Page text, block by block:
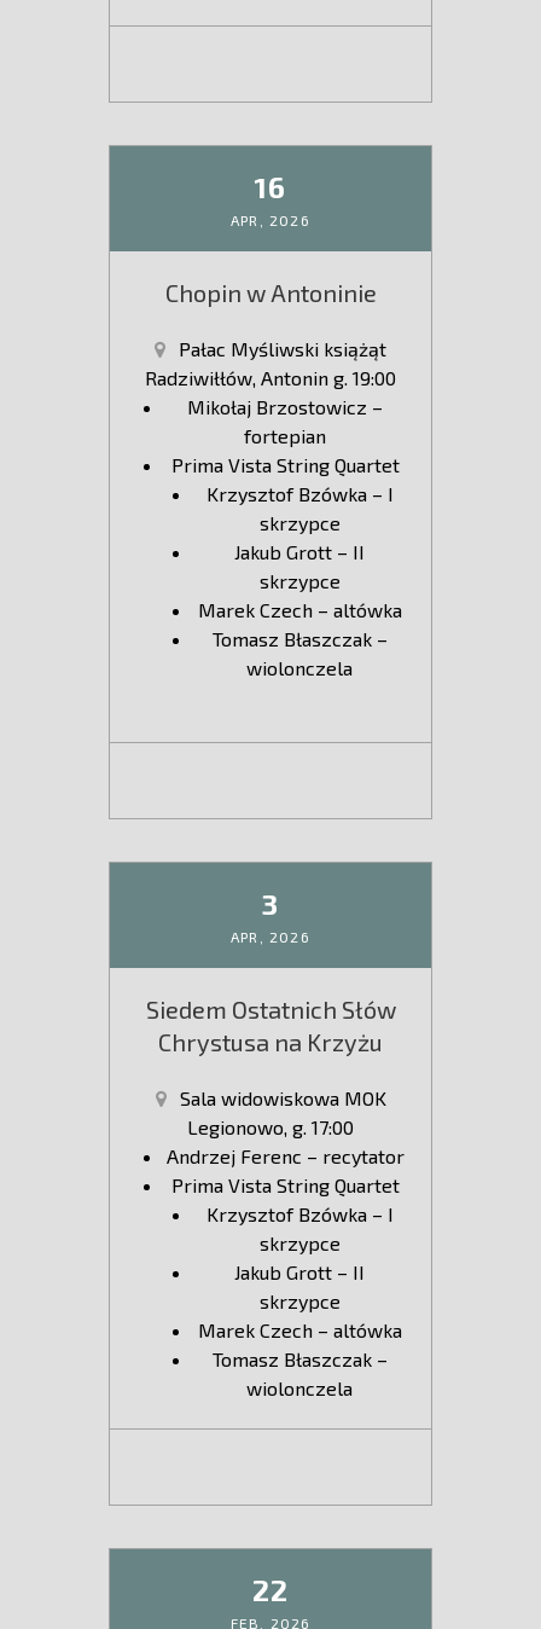
16
APR, 2026
Chopin w Antoninie
Pałac Myśliwski książąt
Radziwiłłów, Antonin g. 19:00
Mikołaj Brzostowicz –
fortepian
Prima Vista String Quartet
Krzysztof Bzówka – I
skrzypce
Jakub Grott – II
skrzypce
Marek Czech – altówka
Tomasz Błaszczak –
wiolonczela
3
APR, 2026
Siedem Ostatnich Słów
Chrystusa na Krzyżu
Sala widowiskowa MOK
Legionowo, g. 17:00
Andrzej Ferenc – recytator
Prima Vista String Quartet
Krzysztof Bzówka – I
skrzypce
Jakub Grott – II
skrzypce
Marek Czech – altówka
Tomasz Błaszczak –
wiolonczela
22
FEB, 2026